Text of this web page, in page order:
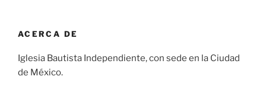
ACERCA DE
Iglesia Bautista Independiente, con sede en la Ciudad
de México.